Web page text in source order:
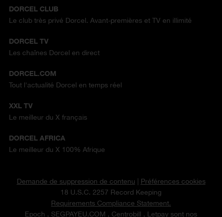
DORCEL CLUB
Le club très privé Dorcel. Avant-premières et TV en illimité
DORCEL TV
Les chaînes Dorcel en direct
DORCEL.COM
Tout l'actualité Dorcel en temps réel
XXL TV
Le meilleur du X français
DORCEL AFRICA
Le meilleur du X 100% Afrique
Demande de suppression de contenu
Préférences cookies
18 U.S.C. 2257 Record Keeping
Requirements Compliance Statement.
Epoch , SEGPAYEU.COM , Centrobill , Letpay sont nos